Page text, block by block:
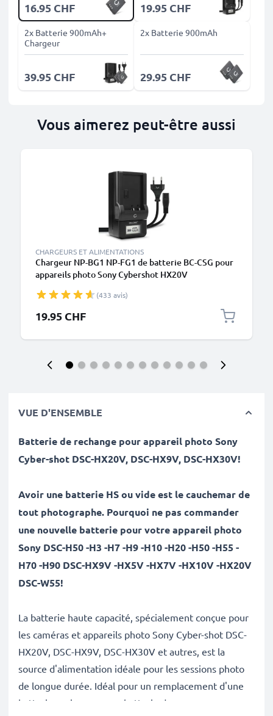
16.95 CHF 19.95 CHF
2x Batterie 900mAh+
Chargeur
39.95 CHF
2x Batterie 900mAh
29.95 CHF
Vous aimerez peut-être aussi
CHARGEURS ET ALIMENTATIONS
Chargeur NP-BG1 NP-FG1 de batterie BC-CSG pour
appareils photo Sony Cybershot HX20V
(433 avis)
19.95 CHF
VUE D'ENSEMBLE
Batterie de rechange pour appareil photo Sony
Cyber-shot DSC-HX20V, DSC-HX9V, DSC-HX30V!
Avoir une batterie HS ou vide est le cauchemar de
tout photographe. Pourquoi ne pas commander
une nouvelle batterie pour votre appareil photo
Sony DSC-H50 -H3 -H7 -H9 -H10 -H20 -H50 -H55 -
H70 -H90 DSC-HX9V -HX5V -HX7V -HX10V -HX20V
DSC-W55!
La batterie haute capacité, spécialement conçue pour
les caméras et appareils photo Sony Cyber-shot DSC-
HX20V, DSC-HX9V, DSC-HX30V et autres, est la
source d'alimentation idéale pour les sessions photo
de longue durée. Idéal pour un remplacement d'une
batterie ancienne ou en batterie de secours pour